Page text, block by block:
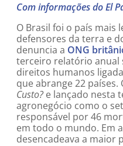
Com informações do El
O Brasil foi o país mais
defensores da terra e
denuncia a ONG
terceiro relatório anual
direitos humanos
que abrange 22
Custo?e lançado nesta
agronegócio como o
responsável por 46
em todo o mundo. Em
desencadeava a maior